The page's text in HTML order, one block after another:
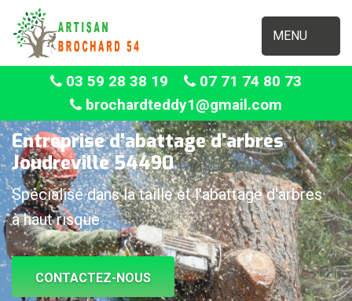
MENU
03 59 28 38 19
07 71 74 80 73
brochardteddy1@gmail.com
Entreprise d'abattage d'arbres
Joudreville 54490
Spécialisé dans la taille et l'abattage d'arbres
à haut risque
CONTACTEZ-NOUS